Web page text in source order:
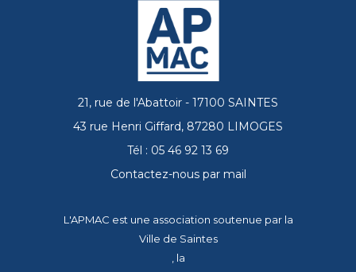
21, rue de l'Abattoir - 17100 SAINTES
43 rue Henri Giffard, 87280 LIMOGES
Tél : 05 46 92 13 69
Contactez-nous par mail
L'APMAC est une association soutenue par la
Ville de Saintes
, la